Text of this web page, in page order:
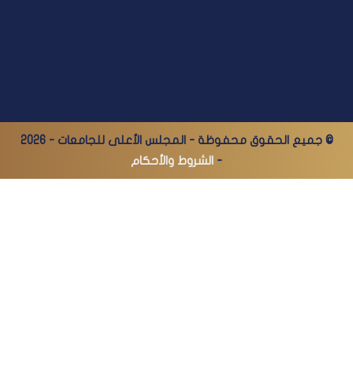
© جميع الحقوق محفوظة - المجلس الأعلى للجامعات - 2026
- الشروط والأحكام